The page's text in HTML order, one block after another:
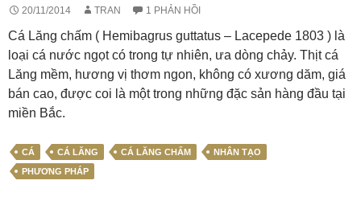
20/11/2014 TRAN 1 PHẢN HỒI
Cá Lăng chấm ( Hemibagrus guttatus – Lacepede 1803 ) là
loại cá nước ngọt có trong tự nhiên, ưa dòng chảy. Thịt cá
Lăng mềm, hương vị thơm ngon, không có xương dăm, giá
bán cao, được coi là một trong những đặc sản hàng đầu tại
miền Bắc.
CÁ CÁ LĂNG CÁ LĂNG CHẤM
NHÂN TẠO
PHƯƠNG PHÁP